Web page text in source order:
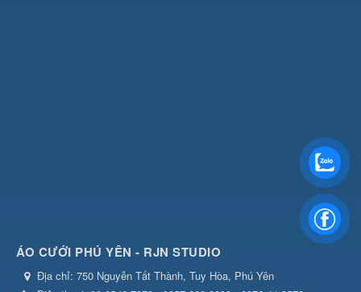
ÁO CƯỚI PHÚ YÊN - RJN STUDIO
Địa chỉ: 750 Nguyễn Tất Thành, Tuy Hòa, Phú Yên